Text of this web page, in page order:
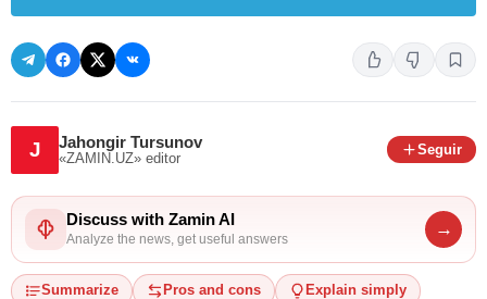
J Jahongir Tursunov
«ZAMIN.UZ» editor
Seguir
Discuss with Zamin AI
Analyze the news, get useful answers
→
Summarize Pros and cons Explain simply